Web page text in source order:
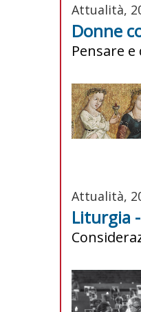
Attualità,
Donne
Pensare
Attualità,
Liturgia